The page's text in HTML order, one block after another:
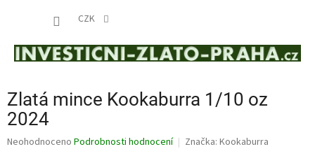
CZK
Zlatá mince Kookaburra 1/10 oz
2024
Průměrné
Neohodnoceno Podrobnosti hodnocení Značka: Kookaburra